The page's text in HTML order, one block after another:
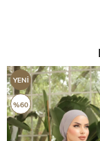
YENI
ÜRÜN
%60